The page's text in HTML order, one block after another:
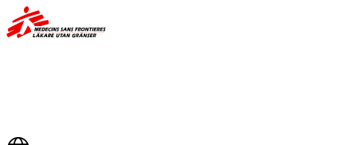
Hoppa
till
huvudinnehåll